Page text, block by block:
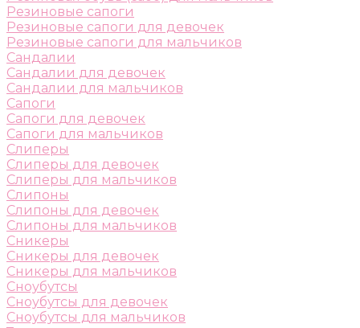
Резиновые сапоги
Резиновые сапоги для девочек
Резиновые сапоги для мальчиков
Сандалии
Сандалии для девочек
Сандалии для мальчиков
Сапоги
Сапоги для девочек
Сапоги для мальчиков
Слиперы
Слиперы для девочек
Слиперы для мальчиков
Слипоны
Слипоны для девочек
Слипоны для мальчиков
Сникеры
Сникеры для девочек
Сникеры для мальчиков
Сноубутсы
Сноубутсы для девочек
Сноубутсы для мальчиков